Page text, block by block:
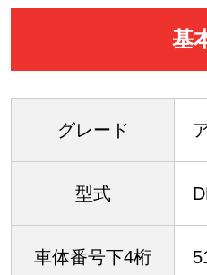
基
グレード
型式
車体番号下4桁